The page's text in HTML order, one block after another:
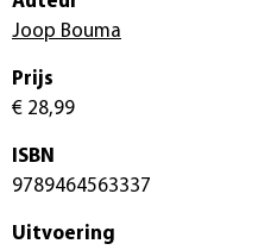
Joop Bouma
Prijs
€ 28,99
ISBN
9789464563337
Uitvoering